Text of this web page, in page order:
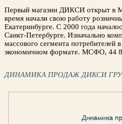
Первый магазин ДИКСИ открыт в
время начали свою работу
Екатеринбурге. С 2000 года
Санкт-Петербурге. Изначально
массового сегмента потребителей
экономичном формате. МСФО, 44
ДИНАМИКА ПРОДАЖ ДИКСИ